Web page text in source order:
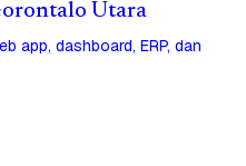
Utara
app, dashboard, ERP, dan